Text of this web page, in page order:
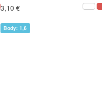
3,10 €
Body: 1,6